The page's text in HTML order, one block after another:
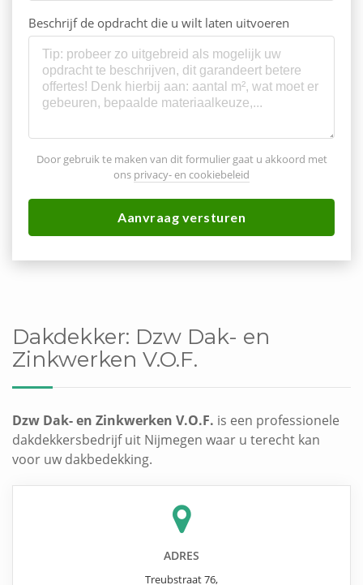
Beschrijf de opdracht die u wilt laten uitvoeren
Door gebruik te maken van dit formulier gaat u akkoord met
ons privacy- en cookiebeleid
Aanvraag versturen
Dakdekker: Dzw Dak- en
Zinkwerken V.O.F.
Dzw Dak- en Zinkwerken V.O.F. is een professionele
dakdekkersbedrijf uit Nijmegen waar u terecht kan
voor uw dakbedekking.
ADRES
Treubstraat 76,